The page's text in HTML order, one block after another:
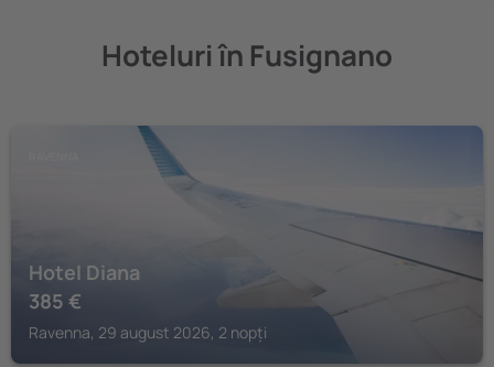
Hoteluri în Fusignano
Hotel Diana
385 €
Ravenna, 29 august 2026, 2 nopți